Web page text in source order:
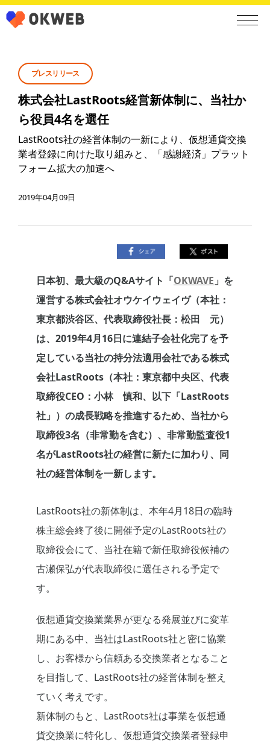
プレスリリース
株式会社LastRoots経営新体制に、当社か
ら役員4名を選任
LastRoots社の経営体制の一新により、仮想通貨交換
業者登録に向けた取り組みと、「感謝経済」プラット
フォーム拡大の加速へ
2019年04月09日
日本初、最大級のQ&Aサイト「OKWAVE 」を
運営する株式会社オウケイウェイヴ（本社：
東京都渋谷区、代表取締役社長：松田 元）
は、2019年4月16日に連結子会社化完了を予
定している当社の持分法適用会社である株式
会社LastRoots（本社：東京都中央区、代表
取締役CEO：小林 慎和、以下「LastRoots
社」）の成長戦略を推進するため、当社から
取締役3名（非常勤を含む）、非常勤監査役1
名がLastRoots社の経営に新たに加わり、同
社の経営体制を一新します。
LastRoots社の新体制は、本年4月18日の臨時
株主総会終了後に開催予定のLastRoots社の
取締役会にて、当社在籍で新任取締役候補の
古瀬保弘が代表取締役に選任される予定で
す。
仮想通貨交換業業界が更なる発展並びに変革
期にある中、当社はLastRoots社と密に協業
し、お客様から信頼ある交換業者となること
を目指して、LastRoots社の経営体制を整え
ていく考えです。
新体制のもと、LastRoots社は事業を仮想通
貨交換業に特化し、仮想通貨交換業者登録申